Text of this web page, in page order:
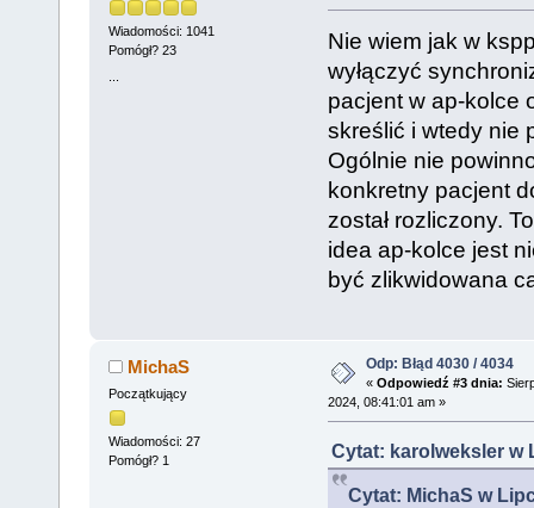
Wiadomości: 1041
Pomógł? 23
Nie wiem jak w
wyłączyć
pacjent w ap-kolce
skreślić i wtedy nie
Ogólnie nie
konkretny pacjent
został rozliczony.
idea ap-kolce jest
być zlikwidowana
MichaS
Początkujący
Wiadomości: 27
Pomógł? 1
Odp: Błąd 4030 / 4034
« Odpowiedź #3 dnia:
2024, 08:41:01 am »
Cytat: karolweksler w
Cytat: MichaS w